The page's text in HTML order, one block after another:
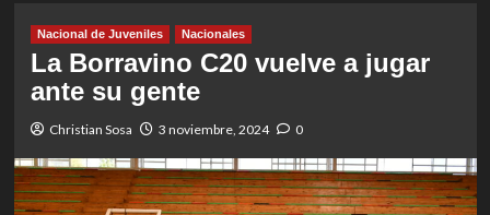
Nacional de Juveniles Nacionales
La Borravino C20 vuelve a jugar
ante su gente
Christian Sosa 3 noviembre, 2024 0